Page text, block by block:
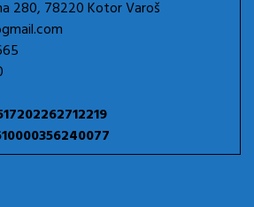
280, 78220 Kotor Varoš